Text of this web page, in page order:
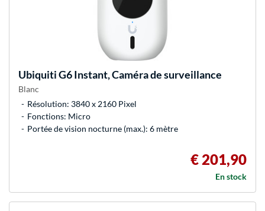
UbiquitiG6 Instant, Caméra de surveillance
Blanc
Résolution: 3840 x 2160 Pixel
Fonctions: Micro
Portée de vision nocturne (max.): 6 mètre
€ 201,90
En stock